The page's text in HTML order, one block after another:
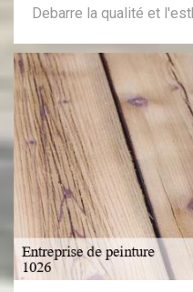
Debarre la qualité et